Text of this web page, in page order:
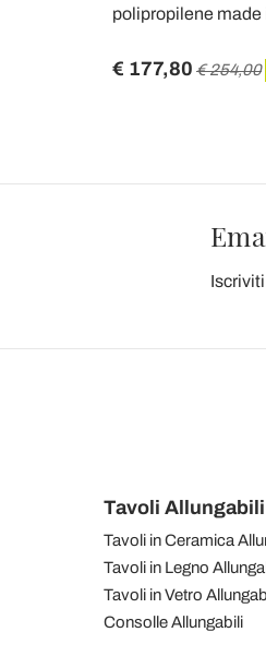
polipropilene made
€ 177,80 € 254,00
Tavoli Allungabili
Tavoli in Ceramica
Tavoli in Legno
Tavoli in Vetro
Consolle Allungabili